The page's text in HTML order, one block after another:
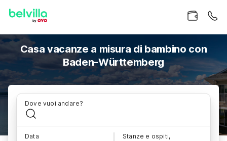
Casa vacanze a misura di bambino con
Baden-Württemberg
Dove vuoi andare?
Data Stanze e ospiti,